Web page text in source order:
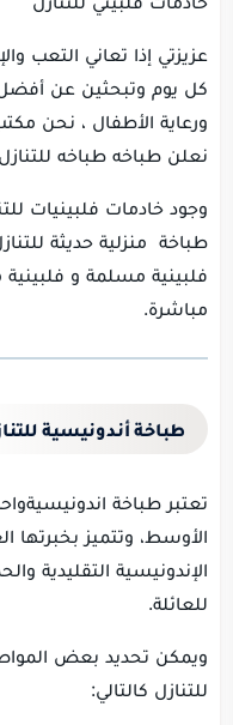
عزيزتي إذا تعاني التعب
كل يوم وتبحثين عن أفضل
ورعاية الأطفال ، نحن
نعلن طباخه طباخه
وجود خادمات فلبينيات
طباخة منزلية حديثة
فلبينية مسلمة و
مباشرة.
طباخة أندونيسية
تعتبر طباخة
الأوسط، وتتميز بخبرتها
الإندونيسية التقليدية
للعائلة.
ويمكن تحديد بعض
للتنازل كالتالي: